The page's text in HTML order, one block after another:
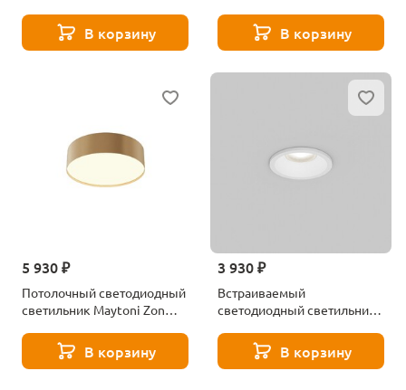
7659/18L
В корзину В корзину
5 930 ₽
Потолочный светодиодный
светильник Maytoni Zon
В корзину
3 930 ₽
Встраиваемый
светодиодный светильник
W
В корзину